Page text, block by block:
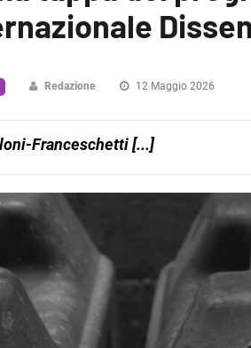
Redazione 12 Maggio 2026
Franceschetti [...]